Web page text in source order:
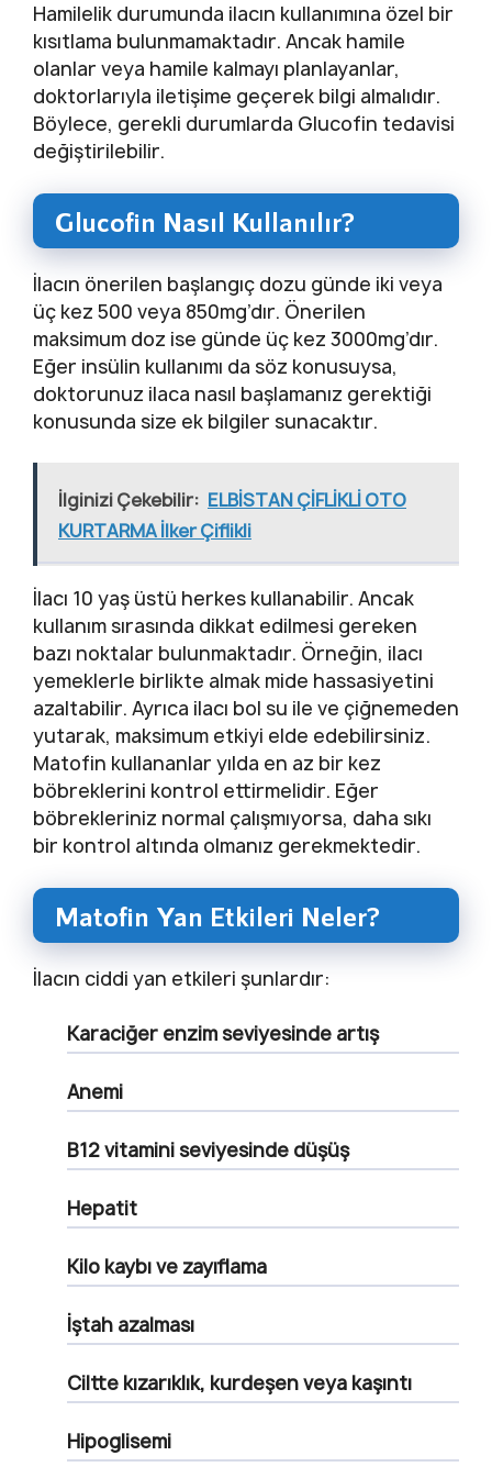
Hamilelik durumunda ilacın kullanımına özel bir
kısıtlama bulunmamaktadır. Ancak hamile
olanlar veya hamile kalmayı planlayanlar,
doktorlarıyla iletişime geçerek bilgi almalıdır.
Böylece, gerekli durumlarda Glucofin tedavisi
değiştirilebilir.
Glucofin Nasıl Kullanılır?
İlacın önerilen başlangıç dozu günde iki veya
üç kez 500 veya 850mg’dır. Önerilen
maksimum doz ise günde üç kez 3000mg’dır.
Eğer insülin kullanımı da söz konusuysa,
doktorunuz ilaca nasıl başlamanız gerektiği
konusunda size ek bilgiler sunacaktır.
İlginizi Çekebilir: ELBİSTAN ÇİFLİKLİ OTO
KURTARMA İlker Çiflikli
İlacı 10 yaş üstü herkes kullanabilir. Ancak
kullanım sırasında dikkat edilmesi gereken
bazı noktalar bulunmaktadır. Örneğin, ilacı
yemeklerle birlikte almak mide hassasiyetini
azaltabilir. Ayrıca ilacı bol su ile ve çiğnemeden
yutarak, maksimum etkiyi elde edebilirsiniz.
Matofin kullananlar yılda en az bir kez
böbreklerini kontrol ettirmelidir. Eğer
böbrekleriniz normal çalışmıyorsa, daha sıkı
bir kontrol altında olmanız gerekmektedir.
Matofin Yan Etkileri Neler?
İlacın ciddi yan etkileri şunlardır:
Karaciğer enzim seviyesinde artış
Anemi
B12 vitamini seviyesinde düşüş
Hepatit
Kilo kaybı ve zayıflama
İştah azalması
Ciltte kızarıklık, kurdeşen veya kaşıntı
Hipoglisemi